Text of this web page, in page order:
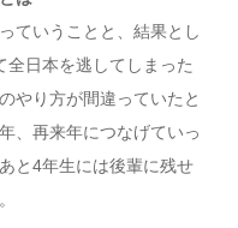
ていうことと、結果とし
全日本を逃してしまった
やり方が間違っていたと
、再来年につなげていっ
と4年生には後輩に残せ